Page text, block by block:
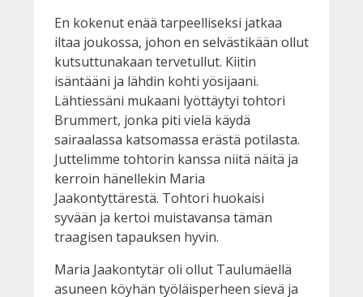
En kokenut enää tarpeelliseksi jatkaa
iltaa joukossa, johon en selvästikään ollut
kutsuttunakaan tervetullut. Kiitin
isäntääni ja lähdin kohti yösijaani.
Lähtiessäni mukaani lyöttäytyi tohtori
Brummert, jonka piti vielä käydä
sairaalassa katsomassa erästä potilasta.
Juttelimme tohtorin kanssa niitä näitä ja
kerroin hänellekin Maria
Jaakontyttärestä. Tohtori huokaisi
syvään ja kertoi muistavansa tämän
traagisen tapauksen hyvin.
Maria Jaakontytär oli ollut Taulumäellä
asuneen köyhän työläisperheen sievä ja